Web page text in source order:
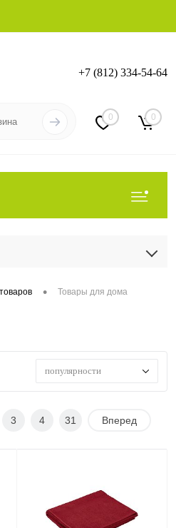
Вход Регистрация
+7 (812) 334-54-64
0 0
• Товары для дома
популярности
3 4 31 Вперед